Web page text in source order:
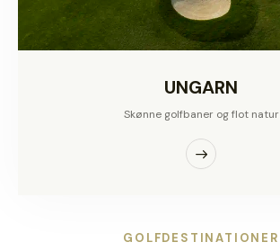
UNGARN
Skønne golfbaner og flot natur
GOLFDESTINATIONER